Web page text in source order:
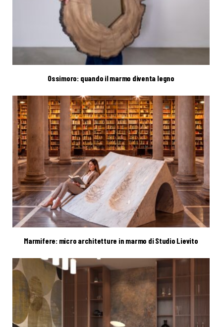
Ossimoro: quando il marmo diventa legno
Marmifere: micro architetture in marmo di Studio Lievito